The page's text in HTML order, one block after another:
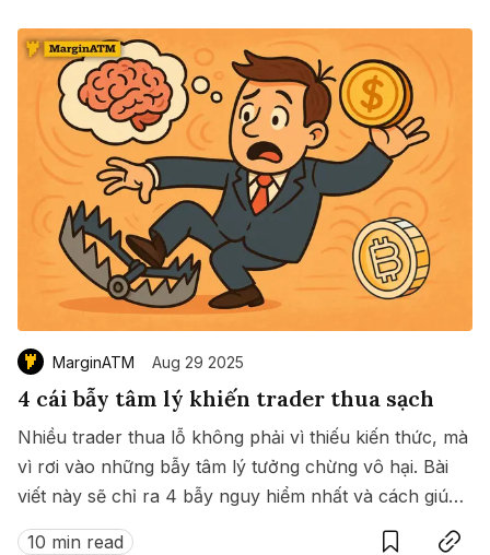
MarginATM Aug 29 2025
4 cái bẫy tâm lý khiến trader thua sạch
Nhiều trader thua lỗ không phải vì thiếu kiến thức, mà
vì rơi vào những bẫy tâm lý tưởng chừng vô hại. Bài
viết này sẽ chỉ ra 4 bẫy nguy hiểm nhất và cách giúp
bạn tồn tại lâu dài trên thị trường.
10 min read
SaveCopy link